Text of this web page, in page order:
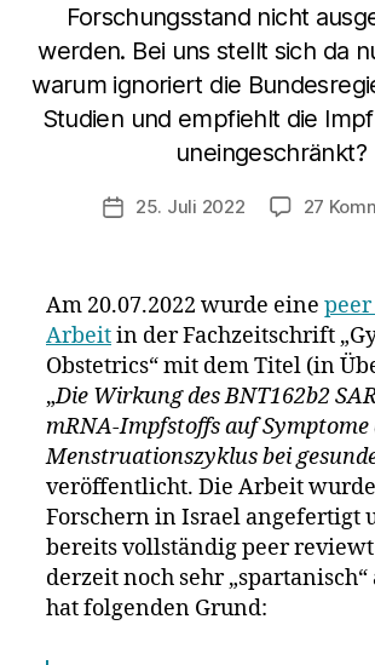
Forschungsstand nicht
werden. Bei uns stellt sich da
warum ignoriert die
Studien und empfiehlt die
uneingeschränkt?
Veröffentlichungsdatum
25. Juli 2022 27
Am 20.07.2022 wurde eine
Arbeitin der Fachzeitschrift
Obstetrics“ mit dem Titel (in
„Die Wirkung des BNT162b2
mRNA-Impfstoffs auf Symptome
Menstruationszyklus bei
veröffentlicht. Die Arbeit
Forschern in Israel angefertigt
bereits vollständig peer reviewt
derzeit noch sehr „spartanisch“
hat folgenden Grund: